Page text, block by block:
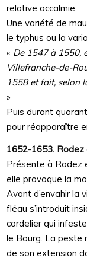
relative accalmie.
Une variété de
le typhus ou la
« De 1547 à 1550,
Villefranche-de-
1558 et fait, selon
»
Puis durant
pour réapparaître
1652-1653.
Présente à Rodez
elle provoque la
Avant d’envahir la
fléau s’introduit
cordelier qui
le Bourg. La peste
de son extension